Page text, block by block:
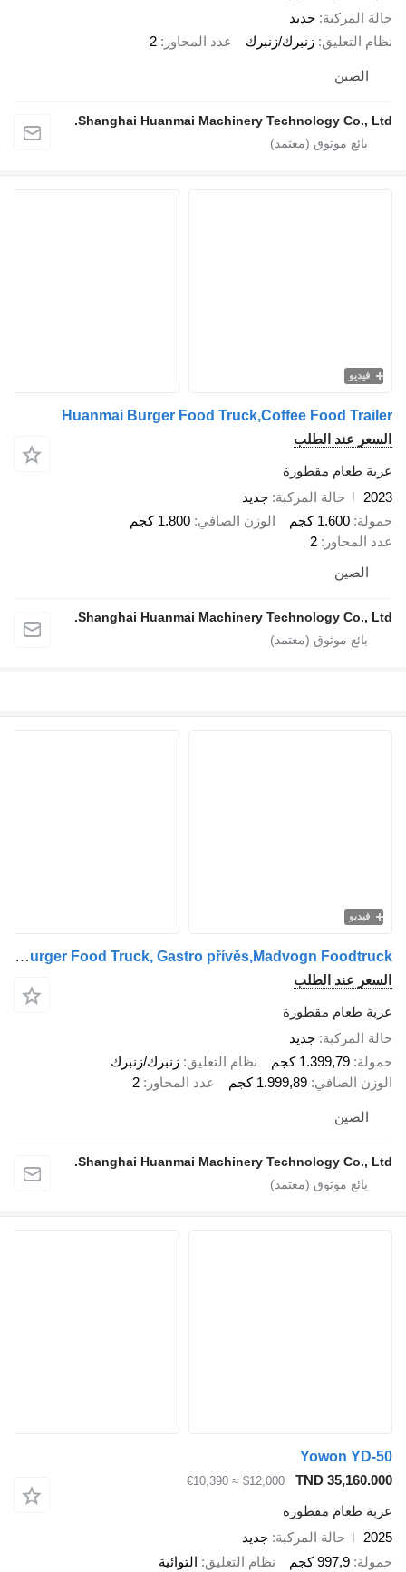
حالة المركبة جديد
نظام التعليق زنبرك/زنبرك عدد المحاور 2
الصين
Shanghai Huanmai Machinery Technology Co., Ltd.
فيديو
Huanmai Burger Food Truck,Coffee Food Trailer
السعر عند الطلب
عربة طعام مقطورة
2023
حالة المركبة جديد
حمولة 1.600 كجم الوزن الصافي 1.800 كجم
عدد المحاور
2
الصين
Shanghai Huanmai Machinery Technology Co., Ltd.
فيديو
Huanmai Burger Food Truck, Gastro přívěs,Madvogn Foodtruck
السعر عند الطلب
عربة طعام مقطورة
حالة المركبة جديد
حمولة 1.399,79 كجم نظام التعليق زنبرك/زنبرك
الوزن الصافي 1.999,89 كجم عدد المحاور 2
الصين
Shanghai Huanmai Machinery Technology Co., Ltd.
Yowon YD-50
TND 35,160.000
$12,000
≈ €10,390
عربة طعام مقطورة
2025
حالة المركبة جديد
حمولة 997,9 كجم نظام التعليق التوائية